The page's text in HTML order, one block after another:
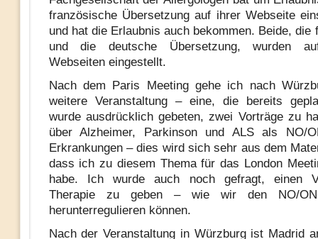
französische Übersetzung auf ihrer Webseite
und hat die Erlaubnis auch bekommen. Beide, die
und die deutsche Übersetzung, wurden
Webseiten eingestellt.
Nach dem Paris Meeting gehe ich nach
weitere Veranstaltung – eine, die bereits
wurde ausdrücklich gebeten, zwei Vorträge zu
über Alzheimer, Parkinson und ALS als NO/
Erkrankungen – dies wird sich sehr aus dem
dass ich zu diesem Thema für das London
habe. Ich wurde auch noch gefragt, einen
Therapie zu geben – wie wir den NO/
herunterregulieren können.
Nach der Veranstaltung in Würzburg ist Madrid